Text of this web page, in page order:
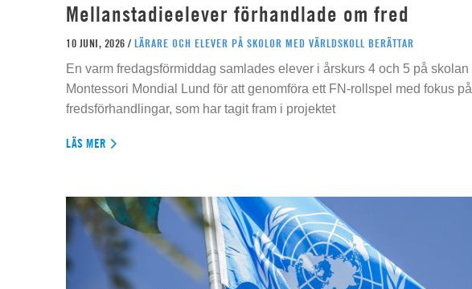
Mellanstadieelever förhandlade om fred
10 JUNI, 2026 / LÄRARE OCH ELEVER PÅ SKOLOR MED VÄRLDSKOLL BERÄTTAR
En varm fredagsförmiddag samlades elever i årskurs 4 och 5 på skolan
Montessori Mondial Lund för att genomföra ett FN-rollspel med fokus på
fredsförhandlingar, som har tagit fram i projektet
LÄS MER